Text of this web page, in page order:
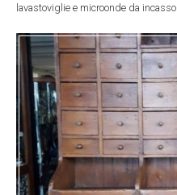
lavastoviglie e microonde da incasso.